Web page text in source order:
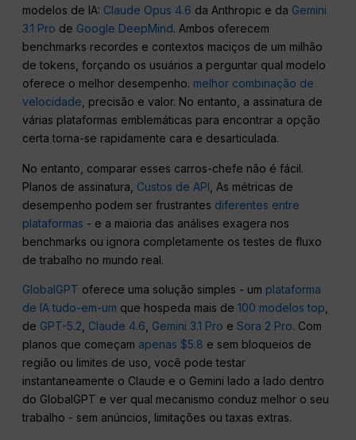
modelos de IA: Claude Opus 4.6 da Anthropic e da Gemini
3.1 Pro de Google DeepMind. Ambos oferecem
benchmarks recordes e contextos maciços de um milhão
de tokens, forçando os usuários a perguntar qual modelo
oferece o melhor desempenho. melhor combinação de
velocidade , precisão e valor. No entanto, a assinatura de
várias plataformas emblemáticas para encontrar a opção
certa torna-se rapidamente cara e desarticulada.
No entanto, comparar esses carros-chefe não é fácil.
Planos de assinatura, Custos de API , As métricas de
desempenho podem ser frustrantes diferentes entre
plataformas - e a maioria das análises exagera nos
benchmarks ou ignora completamente os testes de fluxo
de trabalho no mundo real.
GlobalGPT oferece uma solução simples - um plataforma
de IA tudo-em-um que hospeda mais de100 modelos top
de GPT-5.2 Claude 4.6 Gemini 3.1 Pro eSora 2 Pro. Com
planos que começam apenas $5.8 e sem bloqueios de
região ou limites de uso, você pode testar
instantaneamente o Claude e o Gemini lado a lado dentro
do GlobalGPT e ver qual mecanismo conduz melhor o seu
trabalho - sem anúncios, limitações ou taxas extras.